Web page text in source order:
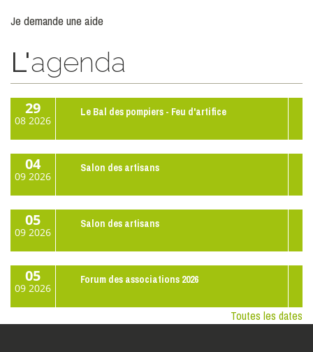
Je demande une aide
L'agenda
29
08 2026
Le Bal des pompiers - Feu d'artifice
04
09 2026
Salon des artisans
05
09 2026
Salon des artisans
05
09 2026
Forum des associations 2026
Toutes les dates